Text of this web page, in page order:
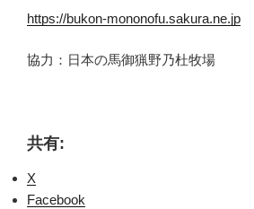
https://bukon-mononofu.sakura.ne.jp
協力：日本の馬御猟野乃杜牧場
共有:
X
Facebook